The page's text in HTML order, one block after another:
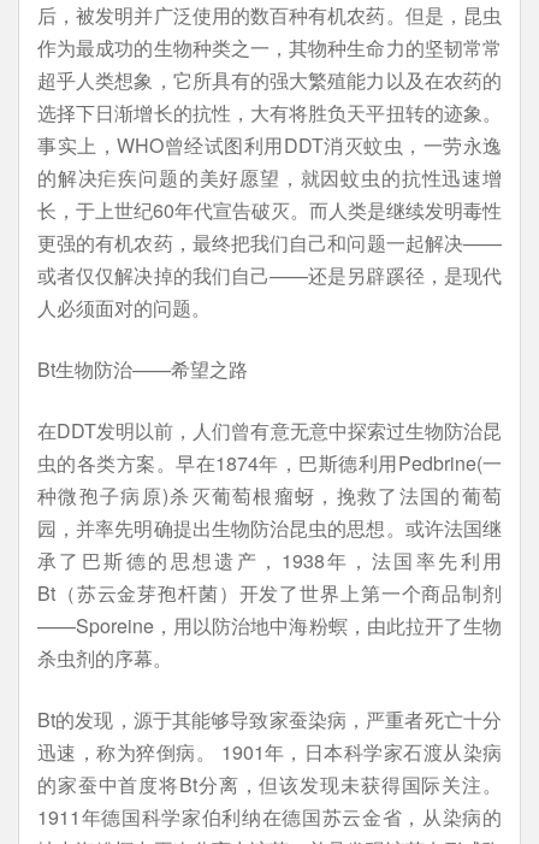
后，被发明并广泛使用的数百种有机农药。但是，昆虫
作为最成功的生物种类之一，其物种生命力的坚韧常常
超乎人类想象，它所具有的强大繁殖能力以及在农药的
选择下日渐增长的抗性，大有将胜负天平扭转的迹象。
事实上，WHO曾经试图利用DDT消灭蚊虫，一劳永逸
的解决疟疾问题的美好愿望，就因蚊虫的抗性迅速增
长，于上世纪60年代宣告破灭。而人类是继续发明毒性
更强的有机农药，最终把我们自己和问题一起解决——
或者仅仅解决掉的我们自己——还是另辟蹊径，是现代
人必须面对的问题。
Bt生物防治——希望之路
在DDT发明以前，人们曾有意无意中探索过生物防治昆
虫的各类方案。早在1874年，巴斯德利用Pedbrine(一
种微孢子病原)杀灭葡萄根瘤蚜，挽救了法国的葡萄
园，并率先明确提出生物防治昆虫的思想。或许法国继
承了巴斯德的思想遗产，1938年，法国率先利用
Bt（苏云金芽孢杆菌）开发了世界上第一个商品制剂
——Sporeine，用以防治地中海粉螟，由此拉开了生物
杀虫剂的序幕。
Bt的发现，源于其能够导致家蚕染病，严重者死亡十分
迅速，称为猝倒病。 1901年，日本科学家石渡从染病
的家蚕中首度将Bt分离，但该发现未获得国际关注。
1911年德国科学家伯利纳在德国苏云金省，从染病的